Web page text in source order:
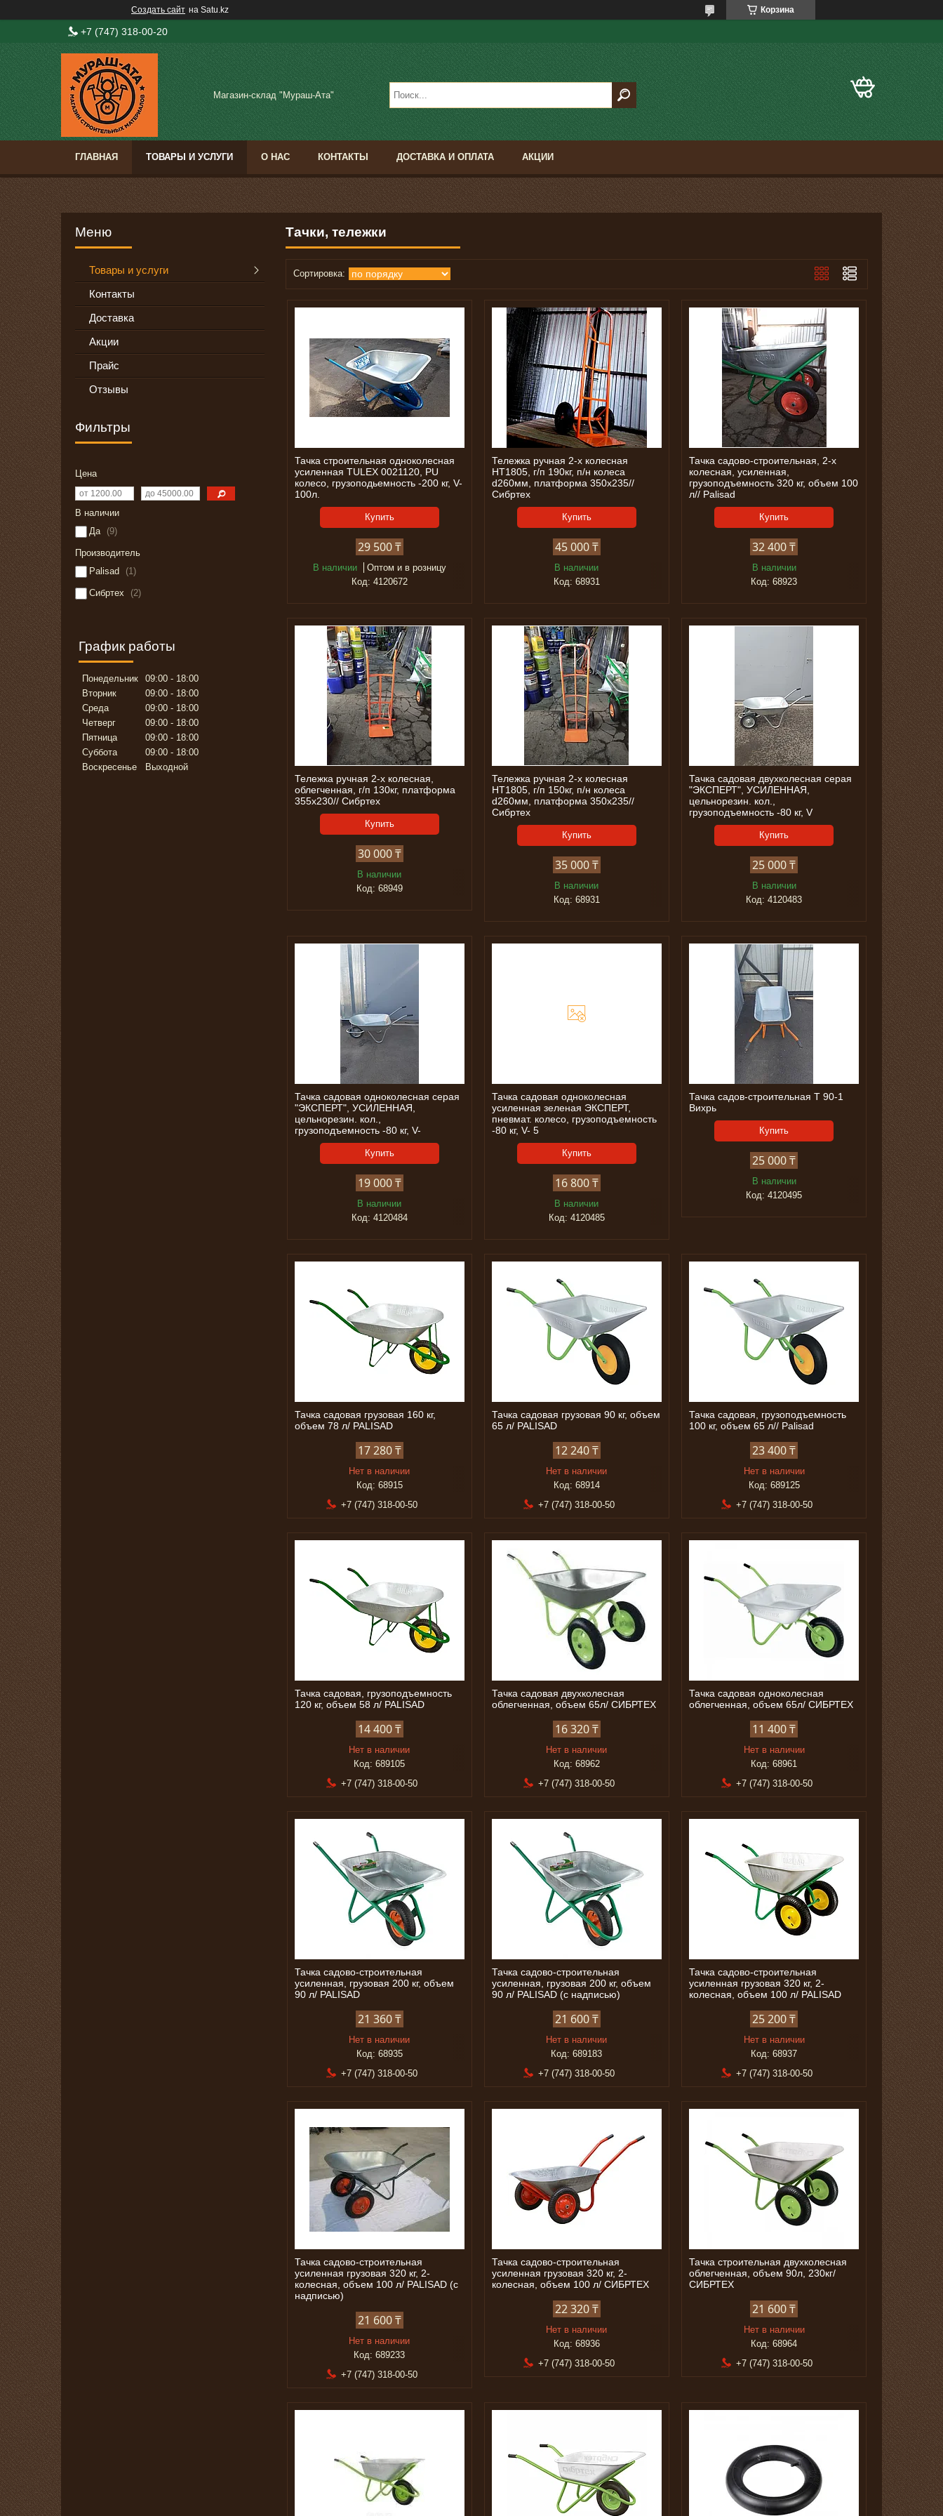
Создать сайт на Satu.kz Корзина
+7 (747) 318-00-20
Магазин-склад "Мураш-Ата"
ГЛАВНАЯ ТОВАРЫ И УСЛУГИ О НАС КОНТАКТЫ ДОСТАВКА И ОПЛАТА АКЦИИ
Тачки, тележки
Тачка строительная одноколесная
усиленная TULEX 0021120, PU
колесо, грузоподьемность -200 кг, V-
100л.
Купить
29 500 ₸
В наличии
Оптом и в розницу
4120672
Тележка ручная 2-х колесная
НТ1805, г/п 190кг, п/н колеса
d260мм, платформа 350х235//
Сибртех
Купить
45 000 ₸
В наличии
68931
Тачка садово-строительная, 2-х
колесная, усиленная,
грузоподъемность 320 кг, объем 100
л// Palisad
Купить
32 400 ₸
В наличии
68923
Тележка ручная 2-х колесная,
облегченная, г/п 130кг, платформа
355х230// Сибртех
Купить
30 000 ₸
В наличии
68949
Тележка ручная 2-х колесная
НТ1805, г/п 150кг, п/н колеса
d260мм, платформа 350х235//
Сибртех
Купить
35 000 ₸
В наличии
68931
Тачка садовая двухколесная серая
"ЭКСПЕРТ", УСИЛЕННАЯ,
цельнорезин. кол.,
грузоподъемность -80 кг, V
Купить
25 000 ₸
В наличии
4120483
Тачка садовая одноколесная серая
"ЭКСПЕРТ", УСИЛЕННАЯ,
цельнорезин. кол.,
грузоподъемность -80 кг, V-
Купить
19 000 ₸
В наличии
4120484
Тачка садовая одноколесная
усиленная зеленая ЭКСПЕРТ,
пневмат. колесо, грузоподъемность
-80 кг, V- 5
Купить
16 800 ₸
В наличии
4120485
Тачка садов-строительная Т 90-1
Вихрь
Купить
25 000 ₸
В наличии
4120495
Тачка садовая грузовая 160 кг,
объем 78 л/ PALISAD
17 280 ₸
Нет в наличии
68915
+7 (747) 318-00-50
Тачка садовая грузовая 90 кг, объем
65 л/ PALISAD
12 240 ₸
Нет в наличии
68914
+7 (747) 318-00-50
Тачка садовая, грузоподъемность
100 кг, объем 65 л// Palisad
23 400 ₸
Нет в наличии
689125
+7 (747) 318-00-50
Тачка садовая, грузоподъемность
120 кг, объем 58 л/ PALISAD
14 400 ₸
Нет в наличии
689105
+7 (747) 318-00-50
Тачка садовая двухколесная
облегченная, объем 65л/ СИБРТЕХ
16 320 ₸
Нет в наличии
68962
+7 (747) 318-00-50
Тачка садовая одноколесная
облегченная, объем 65л/ СИБРТЕХ
11 400 ₸
Нет в наличии
68961
+7 (747) 318-00-50
Тачка садово-строительная
усиленная, грузовая 200 кг, объем
90 л/ PALISAD
21 360 ₸
Нет в наличии
68935
+7 (747) 318-00-50
Тачка садово-строительная
усиленная, грузовая 200 кг, объем
90 л/ PALISAD (с надписью)
21 600 ₸
Нет в наличии
689183
+7 (747) 318-00-50
Тачка садово-строительная
усиленная грузовая 320 кг, 2-
колесная, объем 100 л/ PALISAD
25 200 ₸
Нет в наличии
68937
+7 (747) 318-00-50
Тачка садово-строительная
усиленная грузовая 320 кг, 2-
колесная, объем 100 л/ PALISAD (с
надписью)
21 600 ₸
Нет в наличии
689233
+7 (747) 318-00-50
Тачка садово-строительная
усиленная грузовая 320 кг, 2-
колесная, объем 100 л/ СИБРТЕХ
22 320 ₸
Нет в наличии
68936
+7 (747) 318-00-50
Тачка строительная двухколесная
облегченная, объем 90л, 230кг/
СИБРТЕХ
21 600 ₸
Нет в наличии
68964
+7 (747) 318-00-50
Товары и услуги
Контакты
Доставка
Акции
Прайс
Отзывы
Фильтры
Цена
В наличии
Да
9
Производитель
Palisad
1
Сибртех 2
График работы
Понедельник 09:00
18:00
Вторник
09:00
18:00
Среда
09:00
18:00
Четверг
09:00
18:00
Пятница
09:00
18:00
Суббота
09:00
18:00
Воскресенье
Выходной